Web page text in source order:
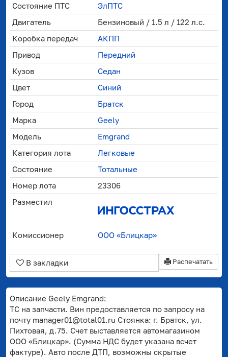
Состояние ПТС
ЭлПТС
Двигатель
Бензиновый / 1.5 л / 122 л.с.
Коробка передач
АКПП
Привод
Передний
Кузов
Седан
Цвет
Синий
Город
Братск
Марка
Geely
Модель
Emgrand
Категория лота
Легковые
Состояние
Тотальные
Номер лота
23306
Разместил
Комиссионер ООО «Блицкар»
Распечатать
В закладки
Описание Geely Emgrand:
ТС на запчасти. Вин предоставляется по запросу на
почту manager01@total01.ru Стоянка: г. Братск, ул.
Пихтовая, д.75. Счет выставляется автомагазином
ООО «Блицкар». (Сумма НДС будет указана всчет
фактуре). Авто после ДТП, возможны скрытые